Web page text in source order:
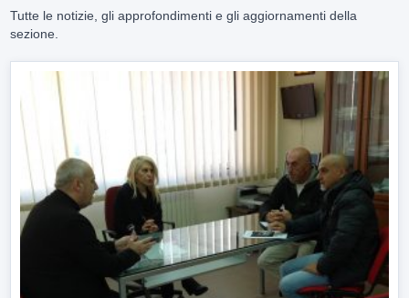
Tutte le notizie, gli approfondimenti e gli aggiornamenti della
sezione.